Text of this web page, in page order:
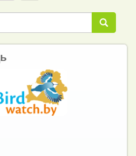
Link Пошук
Пошук